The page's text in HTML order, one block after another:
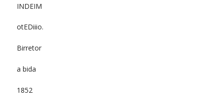
INDEIM
otEDiiio.
Birretor
a bida
1852